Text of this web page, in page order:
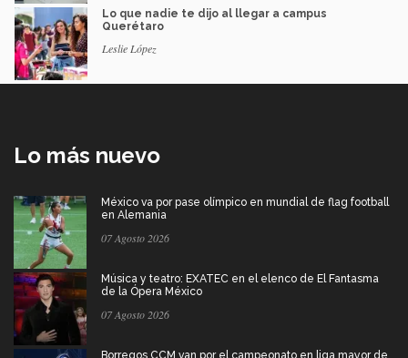
Lo que nadie te dijo al llegar a campus
Querétaro
Leslie López
Lo más nuevo
México va por pase olímpico en mundial de flag football
en Alemania
07 Agosto 2026
Música y teatro: EXATEC en el elenco de El Fantasma
de la Ópera México
07 Agosto 2026